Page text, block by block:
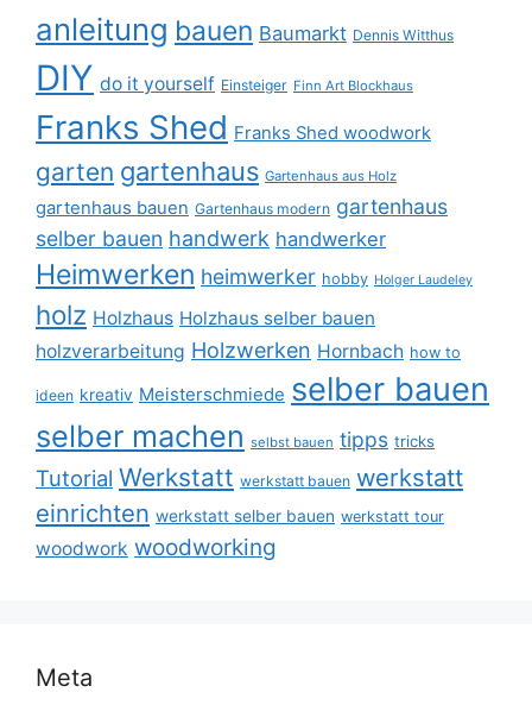
anleitung bauen Baumarkt Dennis Witthus
DIY do it yourself Einsteiger Finn Art Blockhaus
Franks Shed Franks Shed woodwork
garten gartenhaus Gartenhaus aus Holz
gartenhaus bauen Gartenhaus modern gartenhaus
selber bauen handwerk handwerker
Heimwerken heimwerker hobby Holger Laudeley
holz Holzhaus Holzhaus selber bauen
holzverarbeitung Holzwerken Hornbach how to
ideen kreativ Meisterschmiede selber bauen
selber machen selbst bauen tipps tricks
Tutorial Werkstatt werkstatt bauen werkstatt
einrichten werkstatt selber bauen werkstatt tour
woodwork woodworking
Meta